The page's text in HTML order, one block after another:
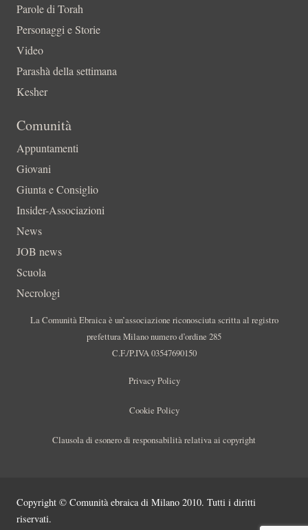
Parole di Torah
Personaggi e Storie
Video
Parashà della settimana
Kesher
Comunità
Appuntamenti
Giovani
Giunta e Consiglio
Insider-Associazioni
News
JOB news
Scuola
Necrologi
La Comunità Ebraica è un’associazione riconosciuta scritta al registro
prefettura Milano numero d’ordine 285
C.F./P.IVA 03547690150
Privacy Policy
Cookie Policy
Clausola di esonero di responsabilità relativa ai copyright
Copyright © Comunità ebraica di Milano 2010. Tutti i diritti
riservati.